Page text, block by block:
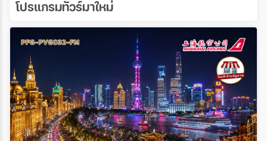
ค้นหา
โปรแกรมทัวร์มาใหม่